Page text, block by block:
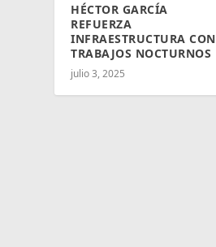
HÉCTOR GARCÍA
REFUERZA
INFRAESTRUCTURA CON
TRABAJOS NOCTURNOS
julio 3, 2025